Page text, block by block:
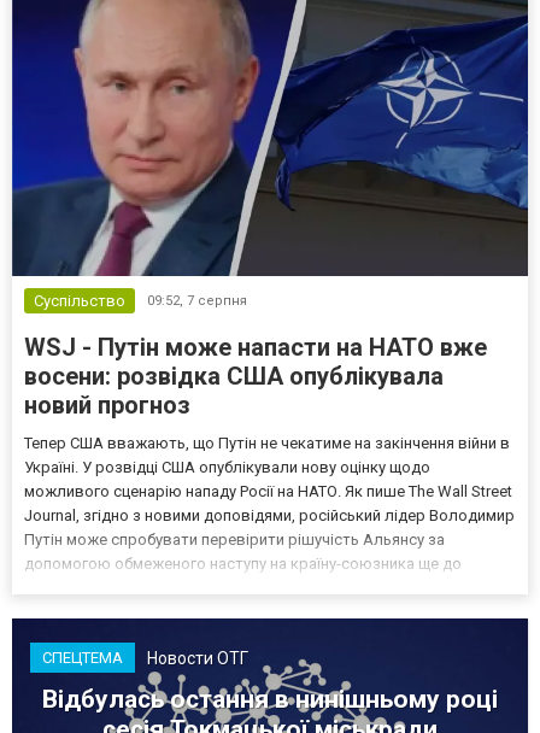
Суспільство 09:52, 7 серпня
WSJ - Путін може напасти на НАТО вже
восени: розвідка США опублікувала
новий прогноз
Тепер США вважають, що Путін не чекатиме на закінчення війни в
Україні. У розвідці США опублікували нову оцінку щодо
можливого сценарію нападу Росії на НАТО. Як пише The Wall Street
Journal, згідно з новими доповідями, російський лідер Володимир
Путін може спробувати перевірити рішучість Альянсу за
допомогою обмеженого наступу на країну-союзника ще до
СПЕЦТЕМА Новости ОТГ
Відбулась остання в нинішньому році